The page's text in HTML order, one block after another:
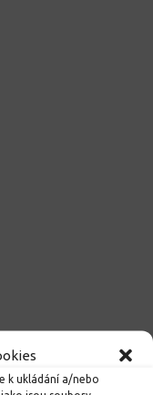
k ukládání a/nebo